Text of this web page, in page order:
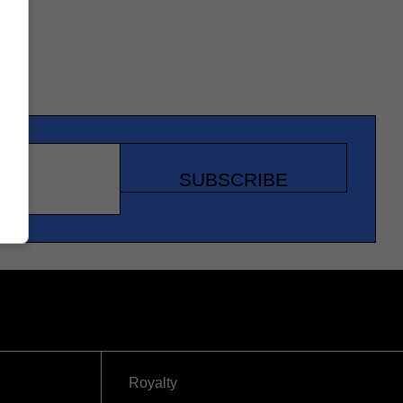
SUBSCRIBE
Royalty